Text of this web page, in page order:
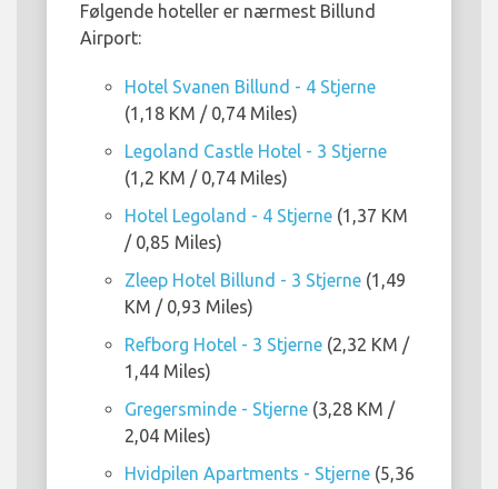
Følgende hoteller er nærmest Billund
Airport:
Hotel Svanen Billund - 4 Stjerne
(1,18 KM / 0,74 Miles)
Legoland Castle Hotel - 3 Stjerne
(1,2 KM / 0,74 Miles)
Hotel Legoland - 4 Stjerne (1,37 KM
/ 0,85 Miles)
Zleep Hotel Billund - 3 Stjerne (1,49
KM / 0,93 Miles)
Refborg Hotel - 3 Stjerne (2,32 KM /
1,44 Miles)
Gregersminde - Stjerne (3,28 KM /
2,04 Miles)
Hvidpilen Apartments - Stjerne (5,36